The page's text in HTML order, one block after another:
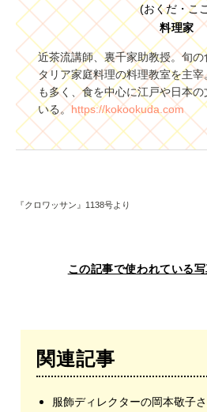
(おくだ・こ
料理家
近茶流講師、裏千家助教授。旬
タリア家庭料理の料理教室を主
も多く、食を中心に江戸や日本
いる。https://kokookuda.com
『クロワッサン』1138号より
この記事で使われている
関連記事
服飾ディレクターの岡本敬子